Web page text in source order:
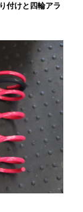
付けと四輪アラ